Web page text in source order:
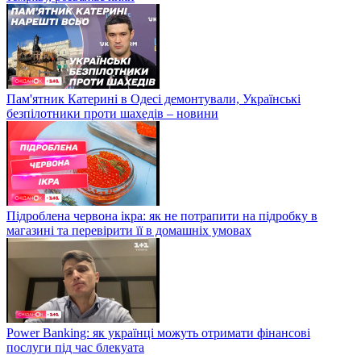
Пам'ятник Катерині в Одесі демонтували, Українські
безпілотники проти шахедів – новини
Підроблена червона ікра: як не потрапити на підробку в
магазині та перевірити її в домашніх умовах
Power Banking: як українці можуть отримати фінансові
послуги під час блекуата